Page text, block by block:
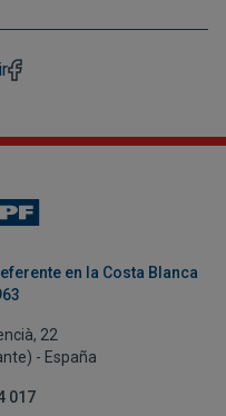
en la Costa Blanca
22
- España
017